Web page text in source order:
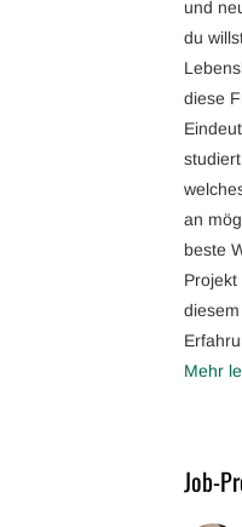
und
du
diese
an
beste
Mehr
Job-